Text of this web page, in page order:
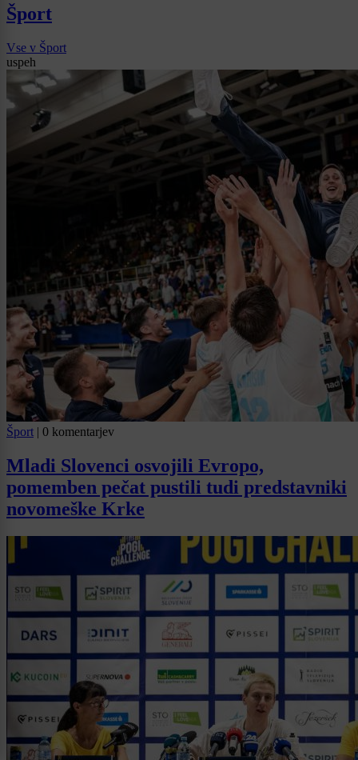
Šport
Vse v Šport
uspeh
Šport | 0 komentarjev
Mladi Slovenci osvojili Evropo,
pomemben pečat pustili tudi predstavniki
novomeške Krke